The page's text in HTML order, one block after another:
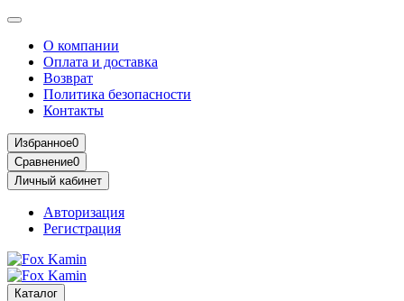
О компании
Оплата и доставка
Возврат
Политика безопасности
Контакты
Избранное0
Сравнение0
Личный кабинет
Авторизация
Регистрация
Каталог